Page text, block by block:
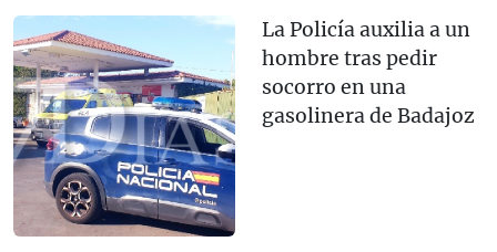
La Policía auxilia a un
hombre tras pedir
socorro en una
gasolinera de Badajoz